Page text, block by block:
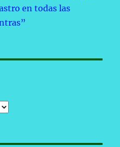
en todas las